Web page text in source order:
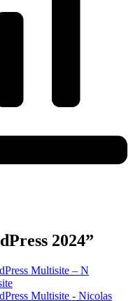
2024”
Multisite – N
Multisite - Nicolas